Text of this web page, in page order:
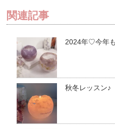
関連記事
2024年♡今年
秋冬レッスン♪